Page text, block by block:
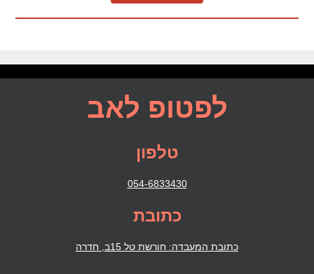
לפטופ לאב
טלפון
054-6833430
כתובת
כתובת המעבדה: חורשת טל 15ב, חדרה